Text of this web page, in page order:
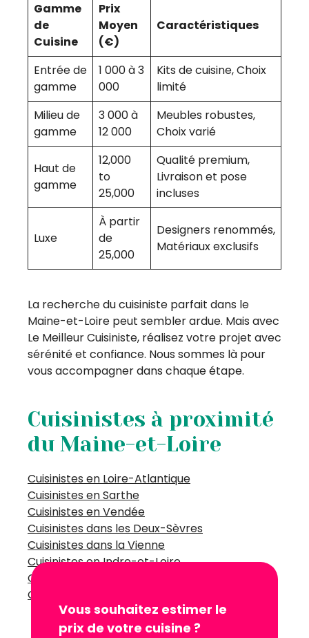
Gamme
de
Cuisine
Prix
Moyen
(€)
Caractéristiques
Entrée de
gamme
1 000 à 3
000
Kits de cuisine, Choix
limité
Milieu de
gamme
3 000 à
12 000
Meubles robustes,
Choix varié
Haut de
gamme
12,000
to
25,000
Qualité premium,
Livraison et pose
incluses
Luxe
À partir
de
25,000
Designers renommés,
Matériaux exclusifs
La recherche du cuisiniste parfait dans le
Maine-et-Loire peut sembler ardue. Mais avec
Le Meilleur Cuisiniste, réalisez votre projet avec
sérénité et confiance. Nous sommes là pour
vous accompagner dans chaque étape.
Cuisinistes à proximité
du Maine-et-Loire
Cuisinistes en Loire-Atlantique
Cuisinistes en Sarthe
Cuisinistes en Vendée
Cuisinistes dans les Deux-Sèvres
Cuisinistes dans la Vienne
Cuisinistes en Indre-et-Loire
Cuisinistes en Mayenne
Cuisinistes en Ille-et-Vilaine
Vous souhaitez estimer le
prix de votre cuisine ?